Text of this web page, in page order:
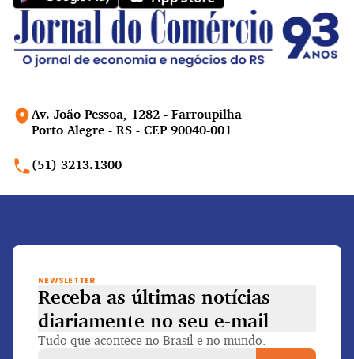
Av. João Pessoa, 1282 - Farroupilha
Porto Alegre - RS - CEP 90040-001
(51) 3213.1300
NEWSLETTER
Receba as últimas notícias
diariamente no seu e-mail
Tudo que acontece no Brasil e no mundo.